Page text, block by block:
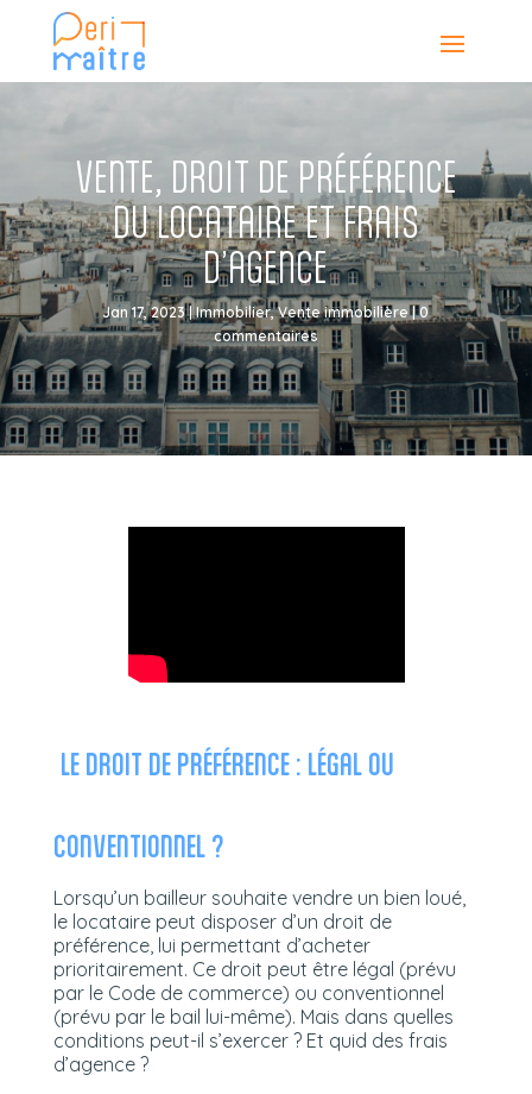
VENTE, DROIT DE PRÉFÉRENCE
DU LOCATAIRE ET FRAIS
D’AGENCE
Jan 17, 2023|Immobilier,Vente immobilière|0
commentaires
LE DROIT DE PRÉFÉRENCE : LÉGAL OU
CONVENTIONNEL ?
Lorsqu’un bailleur souhaite vendre un bien loué,
le locataire peut disposer d’un droit de
préférence, lui permettant d’acheter
prioritairement. Ce droit peut être légal (prévu
par le Code de commerce) ou conventionnel
(prévu par le bail lui-même). Mais dans quelles
conditions peut-il s’exercer ? Et quid des frais
d’agence ?